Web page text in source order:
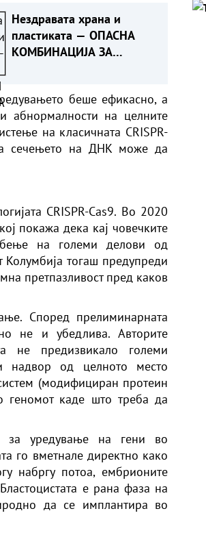
Нездравата храна и
пластиката — ОПАСНА
КОМБИНАЦИЈА ЗА
беше ефикасно, а
абнормалности на целните
на класичната CRISPR-
сечењето на ДНК може да
CRISPR-Cas9. Во 2020
покажа дека кај човечките
на големи делови од
тогаш предупреди
претпазливост пред каков
Според прелиминарната
не и убедлива. Авторите
не предизвикало големи
надвор од целното место
(модифициран протеин
геномот каде што треба да
за уредување на гени во
го вметнале директно како
набргу потоа, ембрионите
е рана фаза на
да се имплантира во